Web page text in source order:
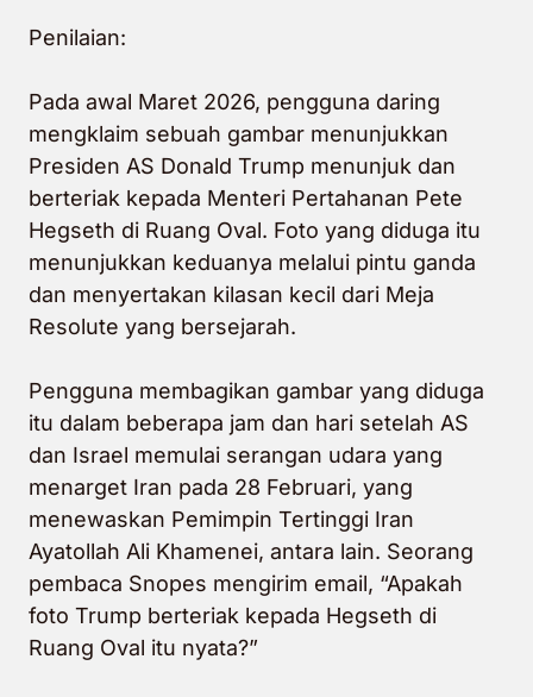
Penilaian:
Pada awal Maret 2026, pengguna daring
mengklaim sebuah gambar menunjukkan
Presiden AS Donald Trump menunjuk dan
berteriak kepada Menteri Pertahanan Pete
Hegseth di Ruang Oval. Foto yang diduga itu
menunjukkan keduanya melalui pintu ganda
dan menyertakan kilasan kecil dari Meja
Resolute yang bersejarah.
Pengguna membagikan gambar yang diduga
itu dalam beberapa jam dan hari setelah AS
dan Israel memulai serangan udara yang
menarget Iran pada 28 Februari, yang
menewaskan Pemimpin Tertinggi Iran
Ayatollah Ali Khamenei, antara lain. Seorang
pembaca Snopes mengirim email, “Apakah
foto Trump berteriak kepada Hegseth di
Ruang Oval itu nyata?”